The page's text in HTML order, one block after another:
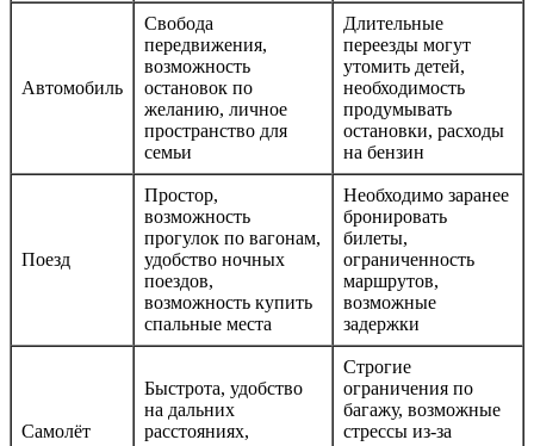
Автомобиль
Свобода
передвижения,
возможность
остановок по
желанию, личное
пространство для
семьи
Длительные
переезды могут
утомить детей,
необходимость
продумывать
остановки, расходы
на бензин
Поезд
Простор,
возможность
прогулок по вагонам,
удобство ночных
поездов,
возможность купить
спальные места
Необходимо заранее
бронировать
билеты,
ограниченность
маршрутов,
возможные
задержки
Самолёт
Быстрота, удобство
на дальних
расстояниях,
Строгие
ограничения по
багажу, возможные
стрессы из-за